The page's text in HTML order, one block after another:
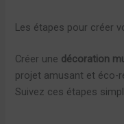
Les étapes pour créer
Créer une décoration
projet amusant et éco-
Suivez ces étapes